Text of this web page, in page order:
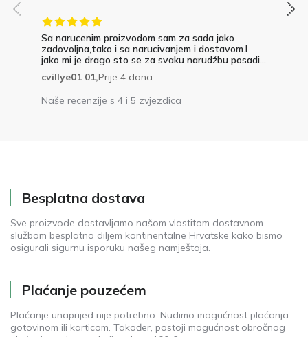
Sa narucenim proizvodom sam za sada jako
zadovoljna,tako i sa narucivanjem i dostavom.I
jako mi je drago sto se za svaku narudžbu posadi...
cvillye01 01,Prije 4 dana
Naše recenzije s 4 i 5 zvjezdica
Besplatna dostava
Sve proizvode dostavljamo našom vlastitom dostavnom
službom besplatno diljem kontinentalne Hrvatske kako bismo
osigurali sigurnu isporuku našeg namještaja.
Plaćanje pouzećem
Plaćanje unaprijed nije potrebno. Nudimo mogućnost plaćanja
gotovinom ili karticom. Također, postoji mogućnost obročnog